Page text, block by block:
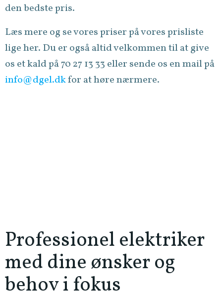
den bedste pris.
Læs mere og se vores priser på vores prisliste
lige her. Du er også altid velkommen til at give
os et kald på 70 27 13 33 eller sende os en mail på
info@dgel.dkfor at høre nærmere.
Professionel elektriker
med dine ønsker og
behov i fokus